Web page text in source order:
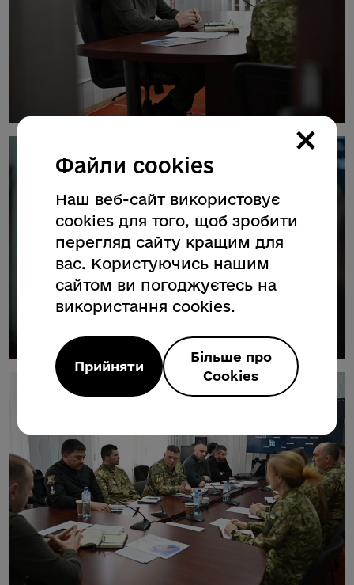
×
Файли cookies
Наш веб-сайт використовує
cookies для того, щоб зробити
перегляд сайту кращим для
вас. Користуючись нашим
сайтом ви погоджуєтесь на
використання cookies.
Прийняти
Більше про
Cookies